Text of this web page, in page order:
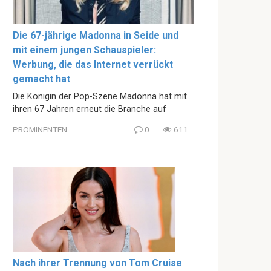
Die 67-jährige Madonna in Seide und
mit einem jungen Schauspieler:
Werbung, die das Internet verrückt
gemacht hat
Die Königin der Pop-Szene Madonna hat mit
ihren 67 Jahren erneut die Branche auf
PROMINENTEN 0 611
Nach ihrer Trennung von Tom Cruise